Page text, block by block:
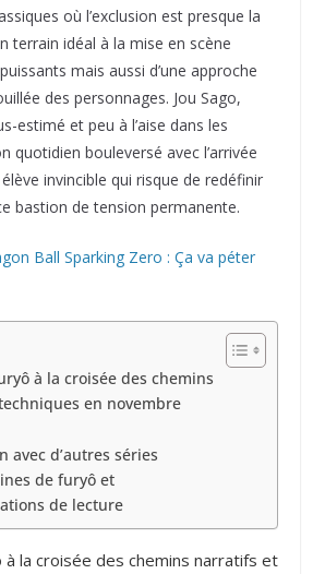
où l’exclusion est presque la
terrain idéal à la mise en scène
mais aussi d’une approche
des personnages. Jou Sago,
estimé et peu à l’aise dans les
quotidien bouleversé avec l’arrivée
invincible qui risque de redéfinir
bastion de tension permanente.
Ball Sparking Zero : Ça va péter
à la croisée des chemins
en novembre
avec d’autres séries
de furyô et
de lecture
à la croisée des chemins narratifs et